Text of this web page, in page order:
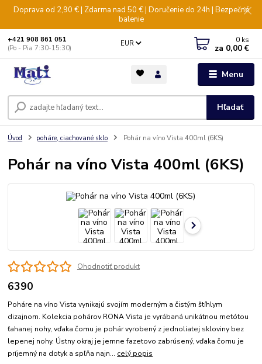
Doprava od 2,90 € | Zdarma nad 50 € | Doručenie do 24h | Bezpečné
balenie
Menu
EUR
Hľadať
+421 908 861 051
(Po - Pia 7:30-15:30)
0 ks
za 0,00 €
Úvod poháre, ciachované sklo Pohár na víno Vista 400ml (6KS)
Pohár na víno Vista 400ml (6KS)
Ohodnotiť produkt
6390
Poháre na víno Vista vynikajú svojím moderným a čistým štíhlym
dizajnom. Kolekcia pohárov RONA Vista je vyrábaná unikátnou metótou
ťahanej nohy, vďaka čomu je pohár vyrobený z jednoliatej skloviny bez
lepenej nohy. Ústny okraj je jemne fazetovo zabrúsený, vďaka čomu je
príjemný na dotyk a spľňa najn... celý popis